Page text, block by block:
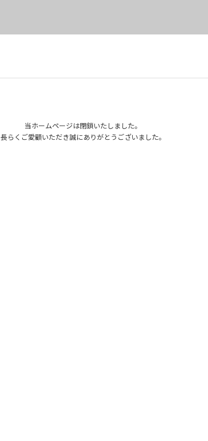
当ホームページは閉鎖いたしました。
長らくご愛顧いただき誠にありがとうございました。